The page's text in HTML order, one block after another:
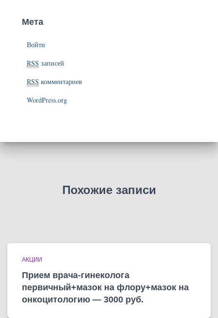
Мета
Войти
RSS записей
RSS комментариев
WordPress.org
Похожие записи
АКЦИИ
Прием врача-гинеколога
первичный+мазок на флору+мазок на
онкоцитологию — 3000 руб.